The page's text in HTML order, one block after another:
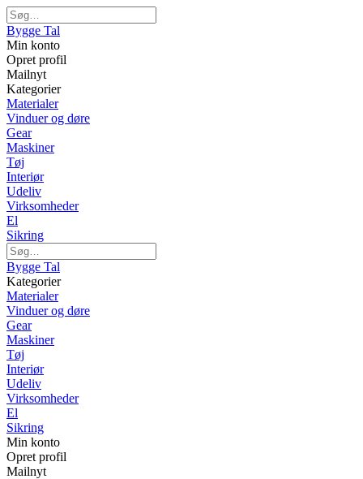
Bygge Tal
Min konto
Opret profil
Mailnyt
Kategorier
Materialer
Vinduer og døre
Gear
Maskiner
Tøj
Interiør
Udeliv
Virksomheder
El
Sikring
Bygge Tal
Kategorier
Materialer
Vinduer og døre
Gear
Maskiner
Tøj
Interiør
Udeliv
Virksomheder
El
Sikring
Min konto
Opret profil
Mailnyt